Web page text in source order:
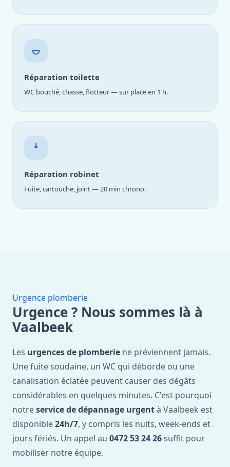
Réparation toilette
WC bouché, chasse, flotteur — sur place en 1 h.
Réparation robinet
Fuite, cartouche, joint — 20 min chrono.
Urgence plomberie
Urgence ? Nous sommes là à
Vaalbeek
Les urgences de plomberie ne préviennent jamais.
Une fuite soudaine, un WC qui déborde ou une
canalisation éclatée peuvent causer des dégâts
considérables en quelques minutes. C'est pourquoi
notreservice de dépannage urgentà Vaalbeek est
disponible24h/7, y compris les nuits, week-ends et
jours fériés. Un appel au 0472 53 24 26 suffit pour
mobiliser notre équipe.